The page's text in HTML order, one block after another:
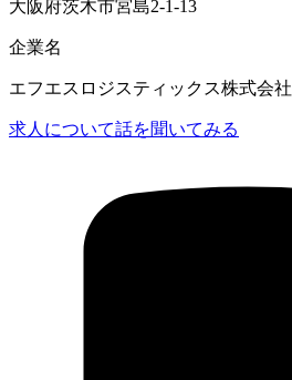
大阪府茨木市宮島2-1-13
企業名
エフエスロジスティックス株式会社
求人について話を聞いてみる